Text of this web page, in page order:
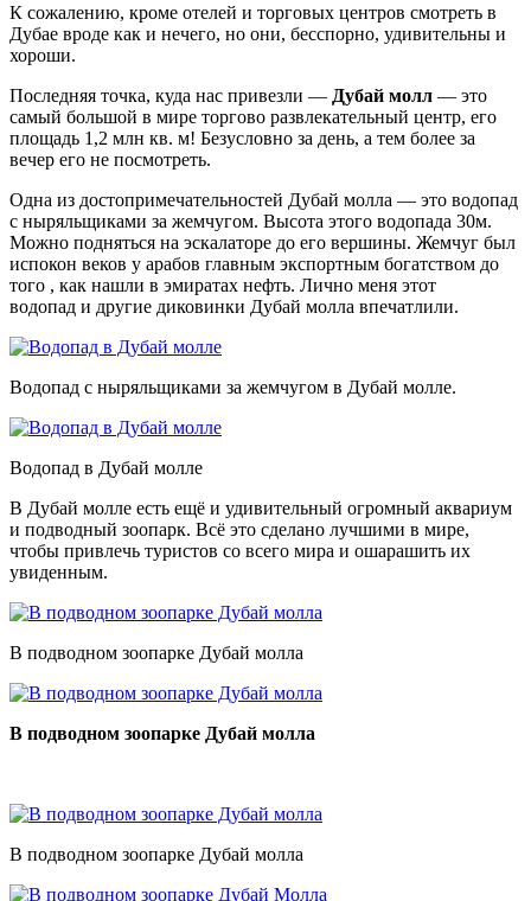
К сожалению, кроме отелей и торговых центров смотреть в
Дубае вроде как и нечего, но они, бесспорно, удивительны и
хороши.
Последняя точка, куда нас привезли — Дубай молл — это
самый большой в мире торгово развлекательный центр, его
площадь 1,2 млн кв. м! Безусловно за день, а тем более за
вечер его не посмотреть.
Одна из достопримечательностей Дубай молла — это водопад
с ныряльщиками за жемчугом. Высота этого водопада 30м.
Можно подняться на эскалаторе до его вершины. Жемчуг был
испокон веков у арабов главным экспортным богатством до
того , как нашли в эмиратах нефть. Лично меня этот
водопад и другие диковинки Дубай молла впечатлили.
Водопад с ныряльщиками за жемчугом в Дубай молле.
Водопад в Дубай молле
В Дубай молле есть ещё и удивительный огромный аквариум
и подводный зоопарк. Всё это сделано лучшими в мире,
чтобы привлечь туристов со всего мира и ошарашить их
увиденным.
В подводном зоопарке Дубай молла
В подводном зоопарке Дубай молла
В подводном зоопарке Дубай молла